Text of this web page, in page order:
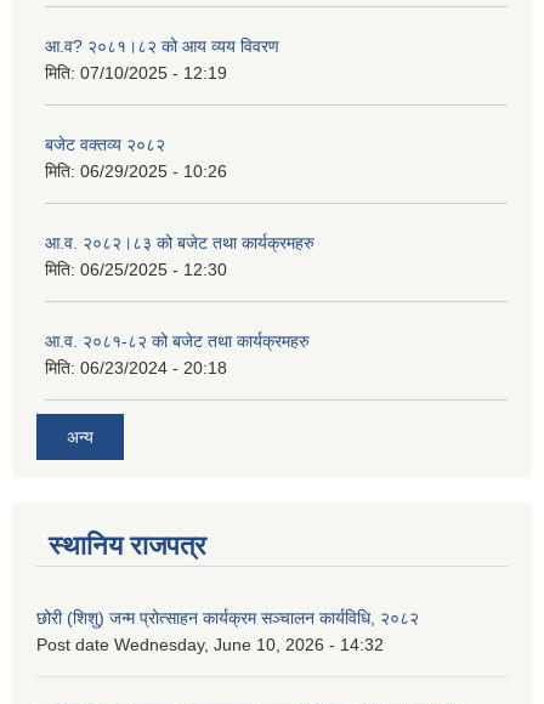
आ.व? २०८१।८२ को आय व्यय विवरण
मिति: 07/10/2025 - 12:19
बजेट वक्तव्य २०८२
मिति: 06/29/2025 - 10:26
आ.व. २०८२।८३ को बजेट तथा कार्यक्रमहरु
मिति: 06/25/2025 - 12:30
आ.व. २०८१-८२ को बजेट तथा कार्यक्रमहरु
मिति: 06/23/2024 - 20:18
अन्य
स्थानिय राजपत्र
छोरी (शिशु) जन्म प्रोत्साहन कार्यक्रम सञ्चालन कार्यविधि, २०८२
Post date Wednesday, June 10, 2026 - 14:32